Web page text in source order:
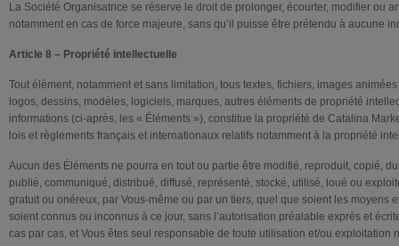
La Société Organisatrice se réserve le droit de prolonger, écourter, modifier ou
notamment en cas de force majeure, sans qu’il puisse être prétendu à aucune
Article 8 – Propriété intellectuelle
Tout élément, notamment et sans limitation, tous textes, fichiers, images
logos, dessins, modèles, logiciels, marques, autres éléments de propriété
informations (ci-après, les « Éléments »), constitue la propriété de Catalina
lois et règlements français et internationaux relatifs notamment à la propriété
Aucun des Éléments ne pourra en tout ou partie être modifié, reproduit, copié,
publié, communiqué, distribué, diffusé, représenté, stocké, utilisé, loué ou
gratuit ou onéreux, par Vous-même ou par un tiers, quel que soient les moyens
soient connus ou inconnus à ce jour, sans l’autorisation préalable exprès et
cas par cas, et Vous êtes seul responsable de toute utilisation et/ou exploitation